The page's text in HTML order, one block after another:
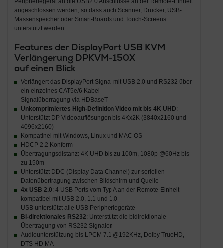
angeschlossen werden, so dass auch Scanner, Drucker, USB-
Massenspeicher oder Smart-Boards und Touch-Screens
unterstützt werden.
Features der DisplayPort USB KVM
Verlängerung DPKVM-150X
auf einen Blick
Verlängert das DisplayPort Signal mit USB 2.0 und RS232 über
ein einzelnes CAT5e/6 Kabel
Signalüberragung via HDBaseT
Unkomprimiertes High-Definition Video mit bis 4K UHD:
Unterstützt DP Videoauflösungen bis 4Kx2K (3840x2160 und
4096x2160)
Kompatinel mit Windows, Linux und MAC OS
HDCP 2.2 Konform
Übertragungsdistanz: 4K UHD bis zu 100m, 1080p @60Hz bis
zu 150m
Unterstützt DDC (Display Data Channel) zur seriellen
Datenübertragung zwischen Bildschirm und Quelle
4x USB 2.0: 4 USB Ports vom Typ A an der Remote-Einheit -
kompatibel mit USB 2.0, 1.1 und 1.0
USB unterstützt alle USB Peripheriegeräte
Bi-direktionales RS232: Unterstützt die bidirektionale
Übertragung von RS232 Signalen
Audiounterstützung bis LPCM 7.1 @192KHz, Dolby TrueHD,
DTS HD MA